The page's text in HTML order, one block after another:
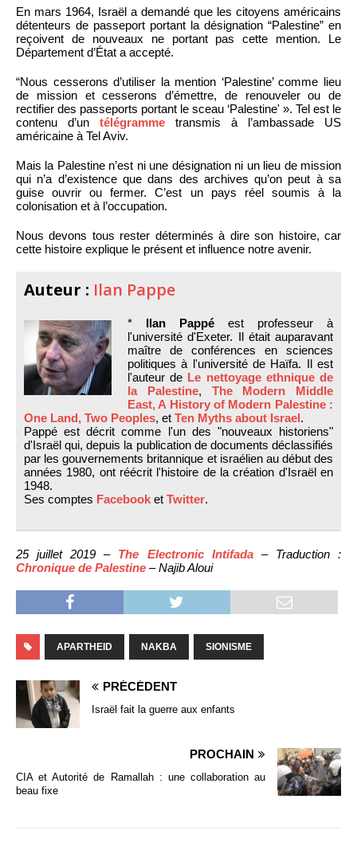
En mars 1964, Israël a demandé que les citoyens américains
détenteurs de passeport portant la désignation “Palestine” en
reçoivent de nouveaux ne portant pas cette mention. Le
Département d’État a accepté.
“Nous cesserons d’utiliser la mention ‘Palestine’ comme lieu
de mission et cesserons d’émettre, de renouveler ou de
rectifier des passeports portant le sceau ‘Palestine' ». Tel est le
contenu d’un télégramme transmis à l’ambassade US
américaine à Tel Aviv.
Mais la Palestine n’est ni une désignation ni un lieu de mission
qui n’a d’existence que dans des archives qu’on peut à sa
guise ouvrir ou fermer. C’est un pays réel soumis à la
colonisation et à l’occupation.
Nous devons tous rester déterminés à dire son histoire, car
cette histoire explique le présent et influence notre avenir.
Auteur : Ilan Pappe
* Ilan Pappé est professeur à
l'université d'Exeter. Il était auparavant
maître de conférences en sciences
politiques à l'université de Haïfa. Il est
l'auteur de Le nettoyage ethnique de
la Palestine, The Modern Middle
East, A History of Modern Palestine :
One Land, Two Peoples, et Ten Myths about Israel.
Pappé est décrit comme l'un des "nouveaux historiens"
d'Israël qui, depuis la publication de documents déclassifiés
par les gouvernements britannique et israélien au début des
années 1980, ont réécrit l'histoire de la création d'Israël en
1948.
Ses comptes Facebook et Twitter.
25 juillet 2019 – The Electronic Intifada– Traduction :
Chronique de Palestine – Najib Aloui
APARTHEID NAKBA SIONISME
PRÉCÉDENT
Israël fait la guerre aux enfants
PROCHAIN
CIA et Autorité de Ramallah : une collaboration au
beau fixe